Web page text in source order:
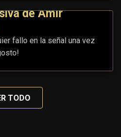
de Amir
fallo en la señal una vez
TODO